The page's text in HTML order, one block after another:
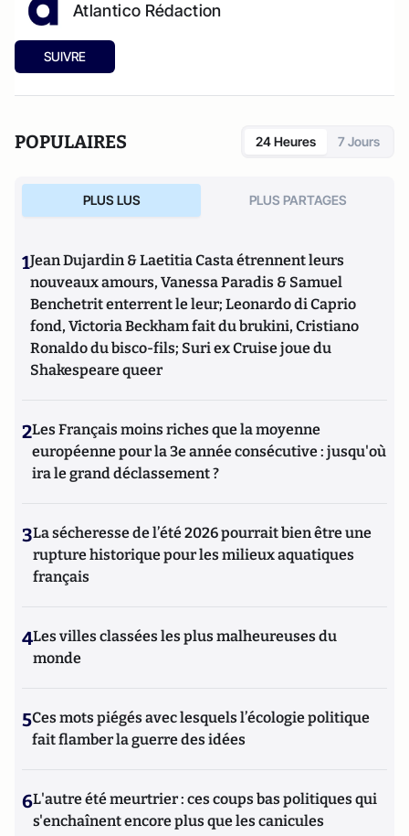
Atlantico Rédaction
SUIVRE
POPULAIRES 24 Heures 7 Jours
PLUS LUS PLUS PARTAGES
1Jean Dujardin & Laetitia Casta étrennent leurs
nouveaux amours, Vanessa Paradis & Samuel
Benchetrit enterrent le leur; Leonardo di Caprio
fond, Victoria Beckham fait du brukini, Cristiano
Ronaldo du bisco-fils; Suri ex Cruise joue du
Shakespeare queer
2Les Français moins riches que la moyenne
européenne pour la 3e année consécutive : jusqu'où
ira le grand déclassement ?
3La sécheresse de l’été 2026 pourrait bien être une
rupture historique pour les milieux aquatiques
français
4Les villes classées les plus malheureuses du
monde
5Ces mots piégés avec lesquels l’écologie politique
fait flamber la guerre des idées
6L'autre été meurtrier : ces coups bas politiques qui
s'enchaînent encore plus que les canicules